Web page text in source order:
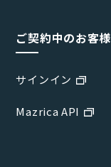
ご契約中のお客様
サインイン
Mazrica API